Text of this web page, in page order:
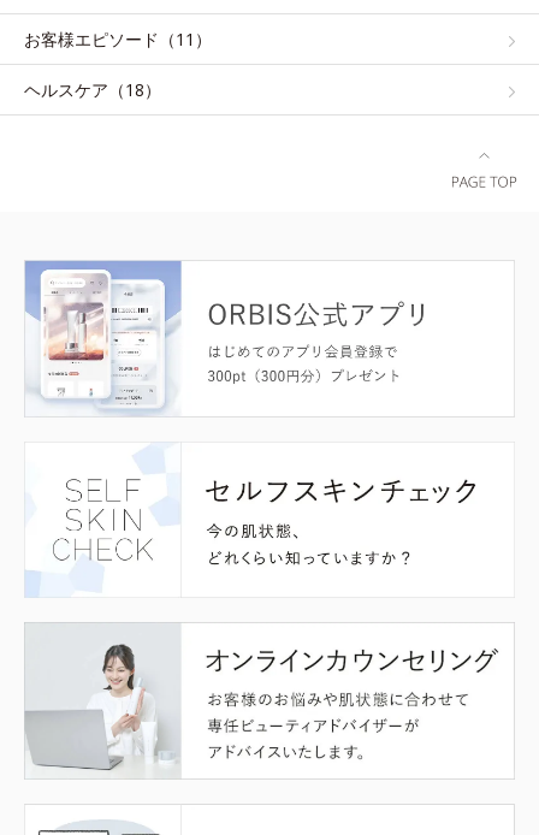
お客様エピソード（11）
ヘルスケア（18）